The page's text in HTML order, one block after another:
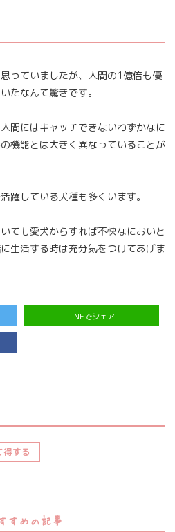
っていましたが、人間の1億倍も優
たなんて驚きです。
間にはキャッチできないわずかなに
機能とは大きく異なっていることが
躍している犬種も多くいます。
ても愛犬からすれば不快なにおいと
生活する時は充分気をつけてあげま
LINEでシェア
得する
すめの記事